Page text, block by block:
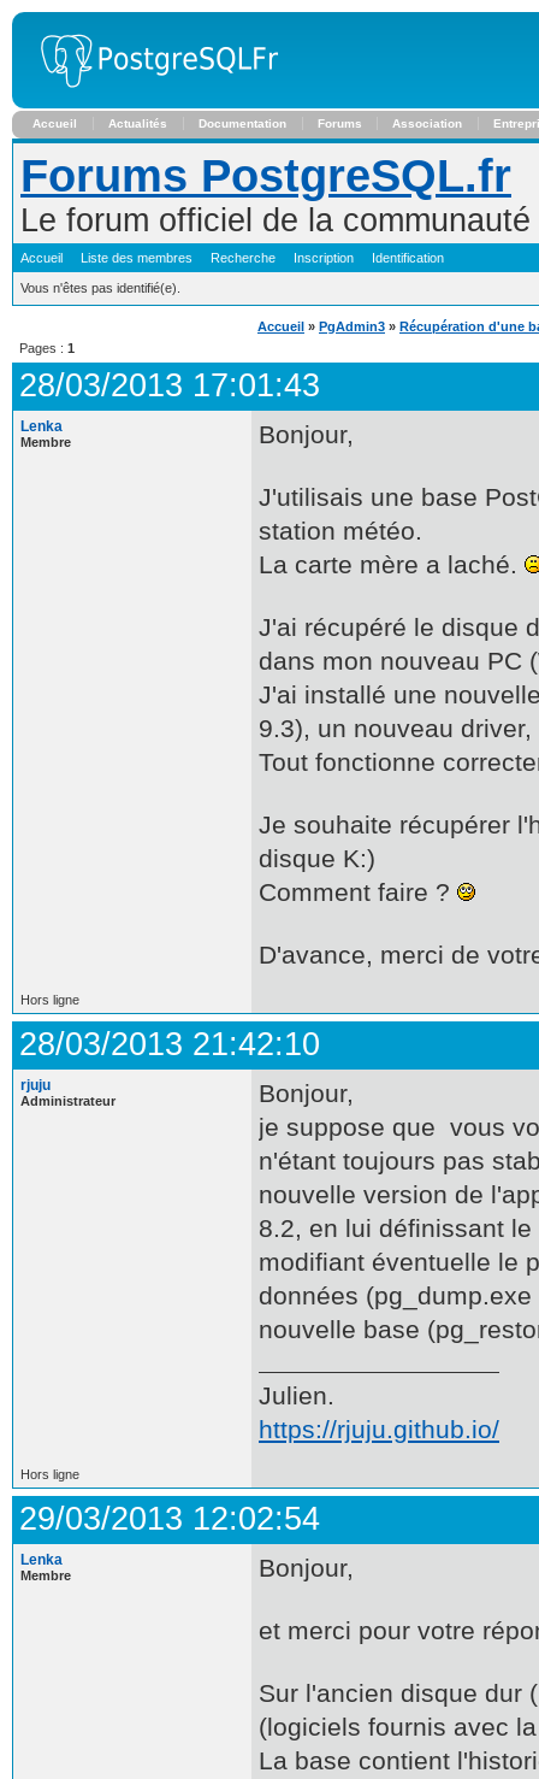
Accueil Actualités Documentation Forums Association
Forums PostgreSQL.fr
Le forum officiel de la
Accueil Liste des membres Recherche Inscription Identification
Vous n'êtes pas identifié(e).
Accueil » PgAdmin3 » Récupération d'une
Pages : 1
28/03/2013 17:01:43
Lenka
Membre Bonjour,
J'utilisais une base
station météo.
La carte mère a laché.
J'ai récupéré le disque
dans mon nouveau PC
J'ai installé une
9.3), un nouveau
Tout fonctionne
Je souhaite récupérer
disque K:)
Comment faire ?
D'avance, merci de
Hors ligne
28/03/2013 21:42:10
rjuju
Administrateur
Bonjour,
je suppose que vous
n'étant toujours pas
nouvelle version de
8.2, en lui définissant
modifiant éventuelle le
données
nouvelle base
Julien.
https://rjuju.github.io/
Hors ligne
29/03/2013 12:02:54
Lenka
Membre Bonjour,
et merci pour votre
Sur l'ancien disque dur
(logiciels fournis avec
La base contient